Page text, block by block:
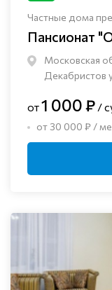
Частные дома
Пансионат
Московская
Декабристов
от1 000 ₽ /
от 30 000 ₽ /